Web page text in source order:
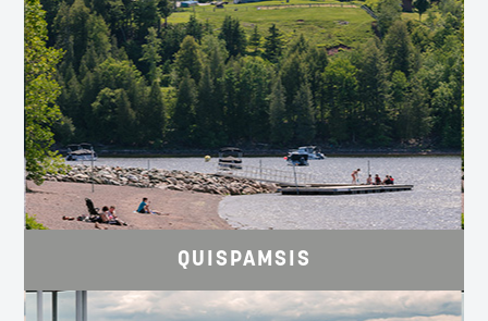
QUISPAMSIS
PAYSAGES, PLAGES ET ACTIVITÉS
NAUTIQUES.
Quispamsis.ca